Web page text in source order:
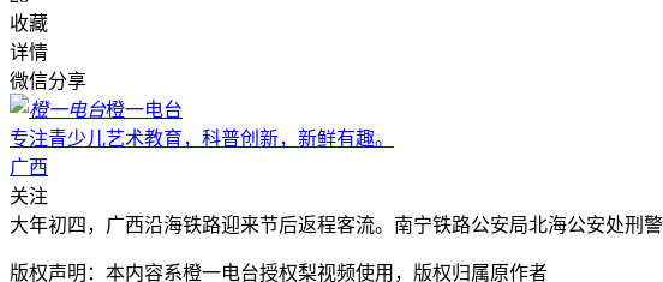
收藏
详情
微信分享
橙一电台
专注青少儿艺术教育，科普创新，新鲜有趣。
广西
关注
大年初四，广西沿海铁路迎来节后返程客流。南宁铁路公安局北海公安处刑
版权声明：本内容系橙一电台授权梨视频使用，版权归属原作者